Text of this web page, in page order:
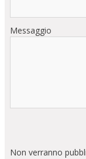
Messaggio
Non verranno